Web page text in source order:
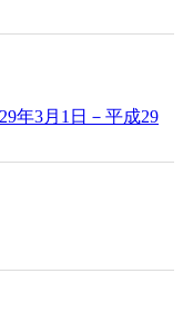
年3月1日－平成29